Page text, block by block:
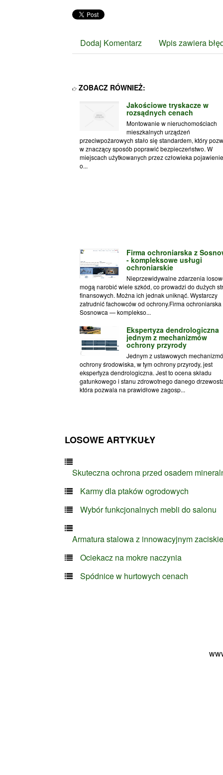
Dodaj Komentarz Wpis zawiera
ZOBACZ RÓWNIEŻ:
Jakościowe tryskacze w
rozsądnych cenach
Montowanie w nieruchomościach
mieszkalnych urządzeń
przeciwpożarowych stało się standardem, który
w znaczący sposób poprawić bezpieczeństwo. W
miejscach użytkowanych przez człowieka
o...
Firma ochroniarska z
- kompleksowe usługi
ochroniarskie
Nieprzewidywalne zdarzenia
mogą narobić wiele szkód, co prowadzi do dużych
finansowych. Można ich jednak uniknąć. Wystarczy
zatrudnić fachowców od ochrony.Firma ochroniarska
Sosnowca — komplekso...
Ekspertyza dendrologiczna
jednym z mechanizmów
ochrony przyrody
Jednym z ustawowych
ochrony środowiska, w tym ochrony przyrody, jest
ekspertyza dendrologiczna. Jest to ocena składu
gatunkowego i stanu zdrowotnego danego
która pozwala na prawidłowe zagosp...
LOSOWE ARTYKUŁY
Skuteczna ochrona przed osadem
Karmy dla ptaków ogrodowych
Wybór funkcjonalnych mebli do salonu
Armatura stalowa z innowacyjnym
Ociekacz na mokre naczynia
Spódnice w hurtowych cenach